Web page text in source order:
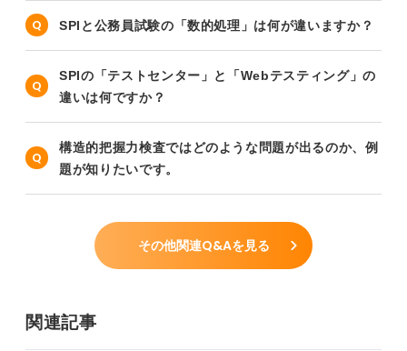
SPIと公務員試験の「数的処理」は何が違いますか？
SPIの「テストセンター」と「Webテスティング」の
違いは何ですか？
構造的把握力検査ではどのような問題が出るのか、例
題が知りたいです。
その他関連Q&Aを見る
関連記事